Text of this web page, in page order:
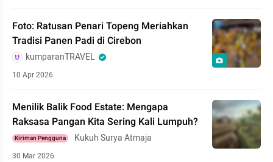
Foto: Ratusan Penari Topeng Meriahkan
Tradisi Panen Padi di Cirebon
kumparanTRAVEL
10 Apr 2026
Menilik Balik Food Estate: Mengapa
Raksasa Pangan Kita Sering Kali Lumpuh?
Kiriman Pengguna Kukuh Surya Atmaja
30 Mar 2026